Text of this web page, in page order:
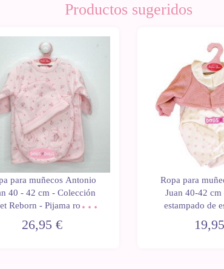
Productos sugeridos
para muñecos Antonio
40 - 42 cm - Colección
Reborn - Pijama rosa de
26,95 €
Ropa para
Juan 40-42
estampado de